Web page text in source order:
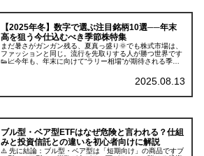
【2025年冬】数字で選ぶ注目銘柄10選──年末
高を狙う今仕込むべき季節株特集
まだ暑さがガンガン残る、夏真っ盛り🌞でも株式市場は、
ファッションと同じ。流行を先取りする人が勝つ世界です
👟📈今年も、年末に向けて“ラリー相場”が期待される季節
2025.08.13
ブル型・ベア型ETFはなぜ危険と言われる？仕組
みと投資信託との違いを初心者向けに解説
⚠️ 先に結論：ブル型・ベア型は「短期向け」の商品ですブ